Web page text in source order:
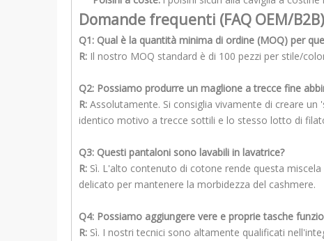
Domande frequenti (FAQ OEM/B2B)
Q1: Qual è la quantità minima di ordine (MOQ) per
R: Il nostro MOQ standard è di 100 pezzi per stile/
Q2: Possiamo produrre un maglione a trecce fine
R: Assolutamente. Si consiglia vivamente di creare
identico motivo a trecce sottili e lo stesso lotto di
Q3: Questi pantaloni sono lavabili in lavatrice?
R: Sì. L'alto contenuto di cotone rende questa
delicato per mantenere la morbidezza del cashmere.
Q4: Possiamo aggiungere vere e proprie tasche
R: Sì. I nostri tecnici sono altamente qualificati